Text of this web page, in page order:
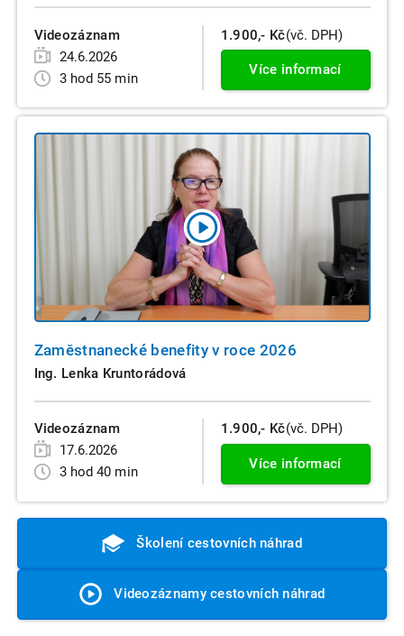
Videozáznam
24.6.2026
3 hod 55 min
1.900,- Kč(vč. DPH)
Více informací
Zaměstnanecké benefity v roce 2026
Ing. Lenka Kruntorádová
Videozáznam
17.6.2026
3 hod 40 min
1.900,- Kč(vč. DPH)
Více informací
Školení cestovních náhrad
Videozáznamy cestovních náhrad